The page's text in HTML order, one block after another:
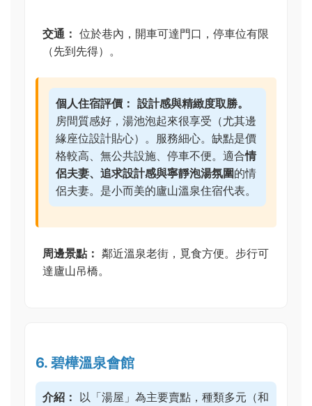
交通： 位於巷內，開車可達門口，停車位有限
（先到先得）。
個人住宿評價： 設計感與精緻度取勝。
房間質感好，湯池泡起來很享受（尤其邊
緣座位設計貼心）。服務細心。缺點是價
格較高、無公共設施、停車不便。適合情
侶夫妻、追求設計感與寧靜泡湯氛圍的情
侶夫妻。是小而美的廬山溫泉住宿代表。
周邊景點： 鄰近溫泉老街，覓食方便。步行可
達廬山吊橋。
6. 碧樺溫泉會館
介紹： 以「湯屋」為主要賣點，種類多元（和